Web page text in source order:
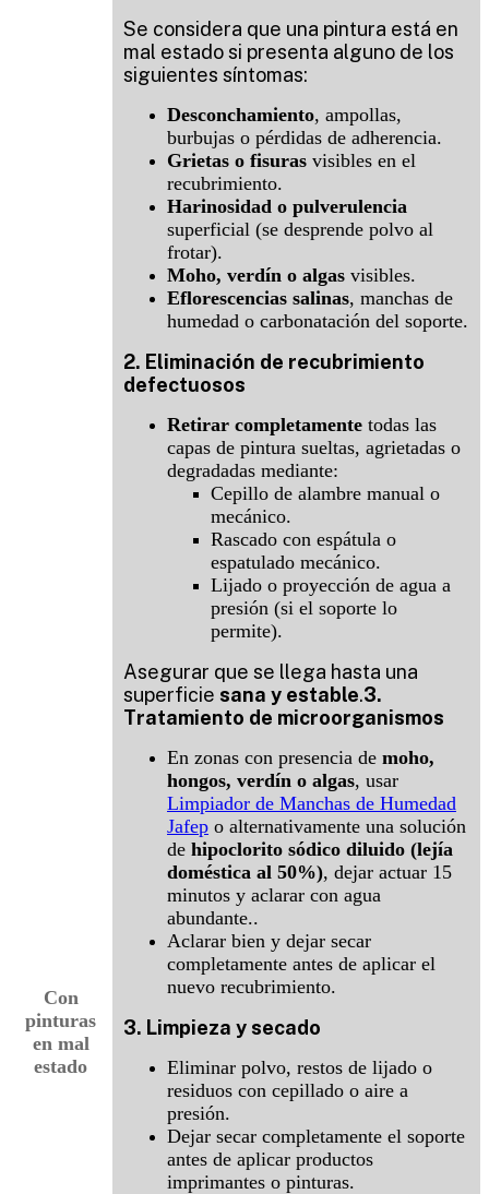
Con
pinturas
en mal
estado
Se considera que una pintura está en
mal estado si presenta alguno de los
siguientes síntomas:
Desconchamiento, ampollas,
burbujas o pérdidas de adherencia.
Grietas o fisuras visibles en el
recubrimiento.
Harinosidad o pulverulencia
superficial (se desprende polvo al
frotar).
Moho, verdín o algas visibles.
Eflorescencias salinas, manchas de
humedad o carbonatación del soporte.
2. Eliminación de recubrimiento
defectuosos
Retirar completamente todas las
capas de pintura sueltas, agrietadas o
degradadas mediante:
Cepillo de alambre manual o
mecánico.
Rascado con espátula o
espatulado mecánico.
Lijado o proyección de agua a
presión (si el soporte lo
permite).
Asegurar que se llega hasta una
superficie sana y estable.3.
Tratamiento de microorganismos
En zonas con presencia de moho,
hongos, verdín o algas, usar
Limpiador de Manchas de Humedad
Jafep o alternativamente una solución
de hipoclorito sódico diluido (lejía
doméstica al 50%), dejar actuar 15
minutos y aclarar con agua
abundante..
Aclarar bien y dejar secar
completamente antes de aplicar el
nuevo recubrimiento.
3. Limpieza y secado
Eliminar polvo, restos de lijado o
residuos con cepillado o aire a
presión.
Dejar secar completamente el soporte
antes de aplicar productos
imprimantes o pinturas.